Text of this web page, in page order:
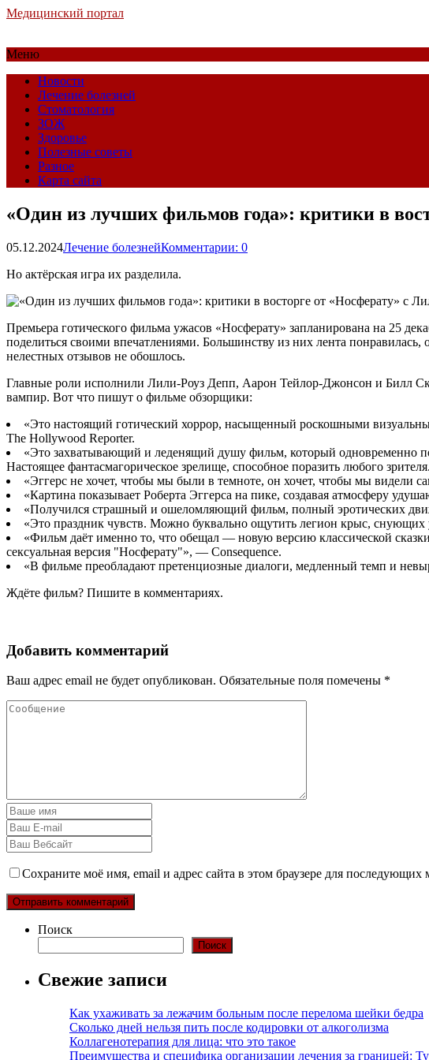
Медицинский портал
Меню
Новости
Лечение болезней
Стоматология
ЗОЖ
Здоровье
Полезные советы
Разное
Карта сайта
«Один из лучших фильмов года»: критики в
05.12.2024Лечение болезнейКомментарии: 0
Но актёрская игра их разделила.
Премьера готического фильма ужасов «Носферату» запланирована на 25
поделиться своими впечатлениями. Большинству из них лента
нелестных отзывов не обошлось.
Главные роли исполнили Лили-Роуз Депп, Аарон Тейлор-Джонсон и Билл
вампир. Вот что пишут о фильме обзорщики:
«Это настоящий готический хоррор, насыщенный роскошными
The Hollywood Reporter.
«Это захватывающий и леденящий душу фильм, который одновременно
Настоящее фантасмагорическое зрелище, способное поразить любого
«Эггерс не хочет, чтобы мы были в темноте, он хочет, чтобы мы видели
«Картина показывает Роберта Эггерса на пике, создавая атмосферу
«Получился страшный и ошеломляющий фильм, полный эротических
«Это праздник чувств. Можно буквально ощутить легион крыс,
«Фильм даёт именно то, что обещал — новую версию классической
сексуальная версия "Носферату"», — Consequence.
«В фильме преобладают претенциозные диалоги, медленный темп и
Ждёте фильм? Пишите в комментариях.
Добавить комментарий
Ваш адрес email не будет опубликован. Обязательные поля помечены *
Сохраните моё имя, email и адрес сайта в этом браузере для последующих
Поиск
Поиск
Свежие записи
Как ухаживать за лежачим больным после перелома шейки бедра
Сколько дней нельзя пить после кодировки от алкоголизма
Коллагенотерапия для лица: что это такое
Преимущества и специфика организации лечения за границей: